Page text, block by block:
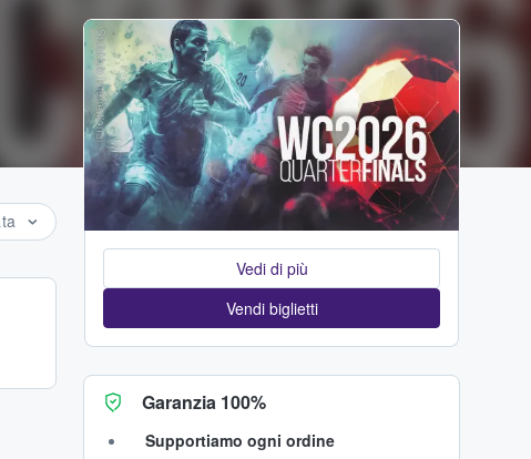
StubHub International
Vedi di più
Vendi biglietti
Garanzia 100%
Supportiamo ogni ordine